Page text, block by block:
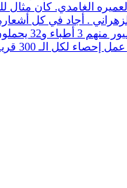
كان مثال للمعلم المخلص
. أجاد في كل
لكل الـ 300 قرية.